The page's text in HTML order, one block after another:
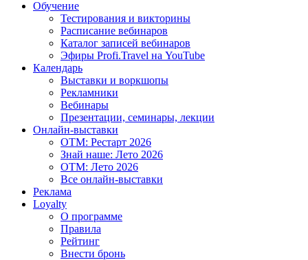
Обучение
Тестирования и викторины
Расписание вебинаров
Каталог записей вебинаров
Эфиры Profi.Travel на YouTube
Календарь
Выставки и воркшопы
Рекламники
Вебинары
Презентации, семинары, лекции
Онлайн-выставки
OTM: Рестарт 2026
Знай наше: Лето 2026
OTM: Лето 2026
Все онлайн-выставки
Реклама
Loyalty
О программе
Правила
Рейтинг
Внести бронь